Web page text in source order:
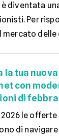
diventata
Per
mercato
la tua
con
di
le
di